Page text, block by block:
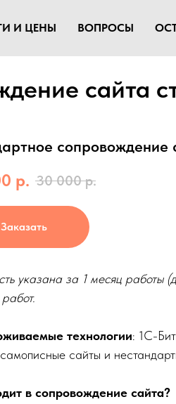
И ЦЕНЫ ВОПРОСЫ
сайта
сопровождение
р. 30 000 р.
Заказать
указана за 1 месяц работы
технологии: 1С-
сайты и
в сопровождение сайта?